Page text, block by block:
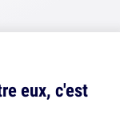
eux, c'est